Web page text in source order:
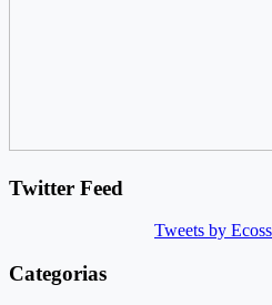
Twitter Feed
Tweets by
Categorias